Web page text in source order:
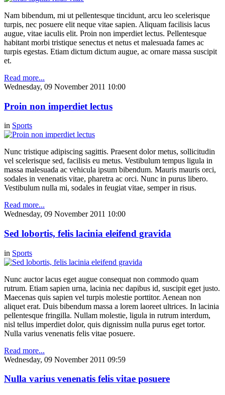
Nam bibendum, mi ut pellentesque tincidunt, arcu leo scelerisque
turpis, nec posuere elit neque vitae sapien. Aliquam facilisis lacus
augue, vitae iaculis elit. Proin non imperdiet lectus. Pellentesque
habitant morbi tristique senectus et netus et malesuada fames ac
turpis egestas. Etiam dictum dictum augue, ac ornare massa suscipit
et.
Read more...
Wednesday, 09 November 2011 10:00
Proin non imperdiet lectus
in Sports
Nunc tristique adipiscing sagittis. Praesent dolor metus, sollicitudin
vel scelerisque sed, facilisis eu metus. Vestibulum tempus ligula in
massa malesuada ac vehicula ipsum bibendum. Mauris mauris orci,
sodales in venenatis vitae, pharetra ac orci. Nunc in purus libero.
Vestibulum nulla mi, sodales in feugiat vitae, semper in risus.
Read more...
Wednesday, 09 November 2011 10:00
Sed lobortis, felis lacinia eleifend gravida
in Sports
Nunc auctor lacus eget augue consequat non commodo quam
rutrum. Etiam sapien urna, lacinia nec dapibus id, suscipit eget justo.
Maecenas quis sapien vel turpis molestie porttitor. Aenean non
aliquet erat. Duis bibendum massa a lorem laoreet ultrices. In lacinia
pellentesque fringilla. Nullam molestie, ligula in rutrum interdum,
nisl tellus imperdiet dolor, quis dignissim nulla purus eget tortor.
Nulla varius venenatis felis vitae posuere.
Read more...
Wednesday, 09 November 2011 09:59
Nulla varius venenatis felis vitae posuere